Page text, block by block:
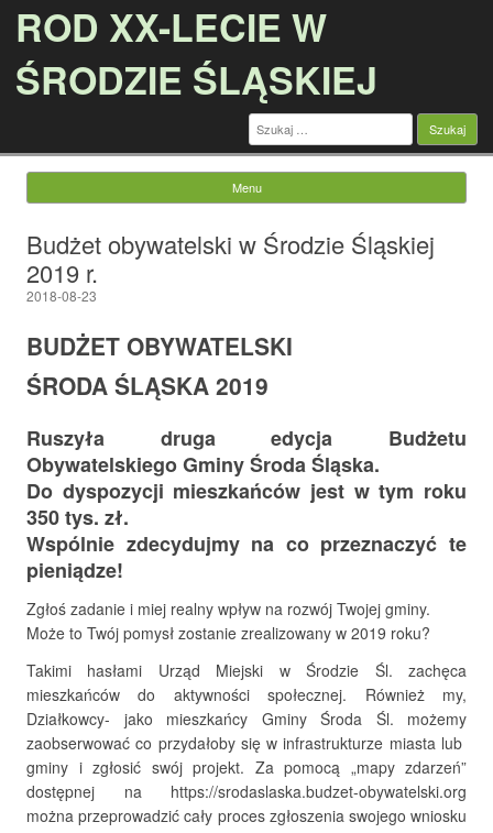
ROD XX-LECIE W
ŚRODZIE ŚLĄSKIEJ
Szukaj:
Menu
Budżet obywatelski w Środzie Śląskiej
2019 r.
2018-08-23
BUDŻET OBYWATELSKI
ŚRODA ŚLĄSKA 2019
Ruszyła druga edycja Budżetu
Obywatelskiego Gminy Środa Śląska.
Do dyspozycji mieszkańców jest w tym roku
350 tys. zł.
Wspólnie zdecydujmy na co przeznaczyć te
pieniądze!
Zgłoś zadanie i miej realny wpływ na rozwój Twojej gminy.
Może to Twój pomysł zostanie zrealizowany w 2019 roku?
Takimi hasłami Urząd Miejski w Środzie Śl. zachęca
mieszkańców do aktywności społecznej. Również my,
Działkowcy- jako mieszkańcy Gminy Środa Śl. możemy
zaobserwować co przydałoby się w infrastrukturze miasta lub
gminy i zgłosić swój projekt. Za pomocą „mapy zdarzeń”
dostępnej na https://srodaslaska.budzet-obywatelski.org
można przeprowadzić cały proces zgłoszenia swojego wniosku